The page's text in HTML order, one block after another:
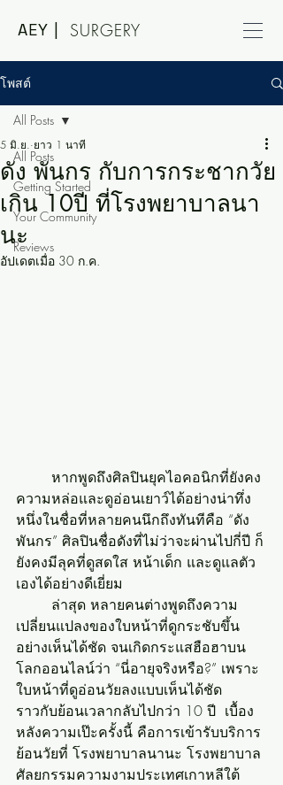
SURGERY
AEY |
โพสต์
All Posts
Getting Started
Your Community
Reviews
All Posts
ดัง พันกร กับการกระชากวัย
เกิน 10ปี ที่โรงพยาบาลนา
นะ
5 มิ.ย. ยาว 1 นาที
อัปเดตเมื่อ 30 ก.ค.
ความหล่อและดูอ่อนเยาว์ได้อย่างน่าทึ่ง
หนึ่งในชื่อที่หลายคนนึกถึงทันทีคือ “ดัง
พันกร” ศิลปินชื่อดังที่ไม่ว่าจะผ่านไปกี่ปี ก็
ยังคงมีลุคที่ดูสดใส หน้าเด็ก และดูแลตัว
เองได้อย่างดีเยี่ยม
เปลี่ยนแปลงของใบหน้าที่ดูกระชับขึ้น
อย่างเห็นได้ชัด จนเกิดกระแสฮือฮาบน
โลกออนไลน์ว่า “นี่อายุจริงหรือ?” เพราะ
ใบหน้าที่ดูอ่อนวัยลงแบบเห็นได้ชัด
ราวกับย้อนเวลากลับไปกว่า 10 ปี  เบื้อง
หลังความเป๊ะครั้งนี้ คือการเข้ารับบริการ
ย้อนวัยที่ โรงพยาบาลนานะ โรงพยาบาล
ศัลยกรรมความงามประเทศเกาหลีใต้